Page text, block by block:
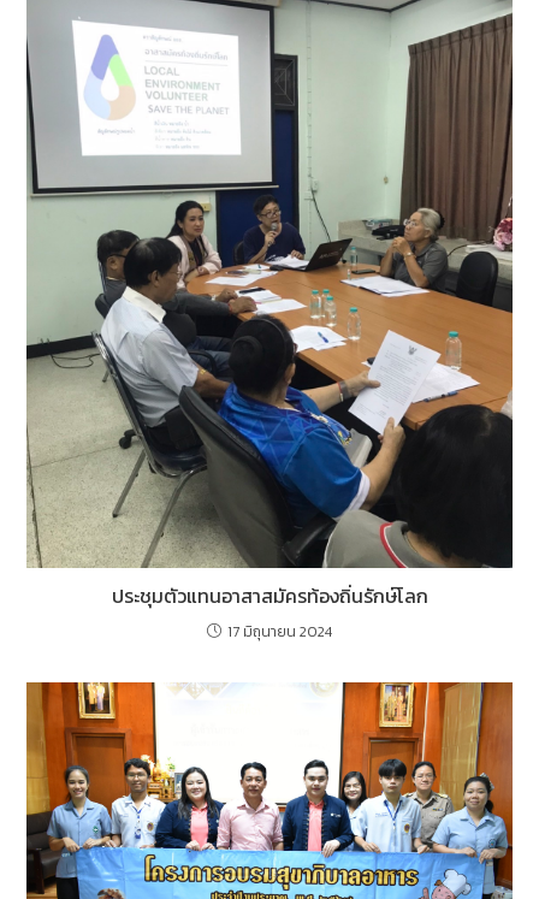
ประชุมตัวแทนอาสาสมัครท้องถิ่นรักษ์โลก
17 มิถุนายน 2024